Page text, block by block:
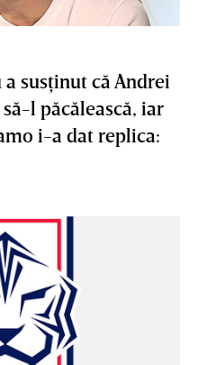
susţinut că Andrei
l păcălească, iar
i-a dat replica: